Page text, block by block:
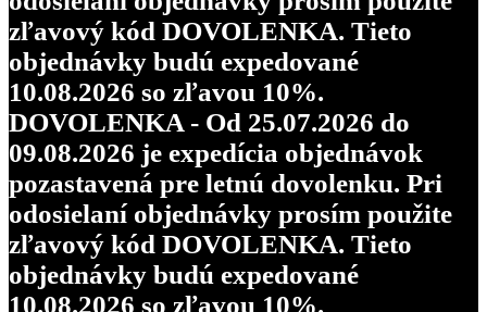
zľavový kód DOVOLENKA. Tieto
objednávky budú expedované
10.08.2026 so zľavou 10%.
DOVOLENKA - Od 25.07.2026 do
09.08.2026 je expedícia objednávok
pozastavená pre letnú dovolenku. Pri
odosielaní objednávky prosím použite
zľavový kód DOVOLENKA. Tieto
objednávky budú expedované
10.08.2026 so zľavou 10%.